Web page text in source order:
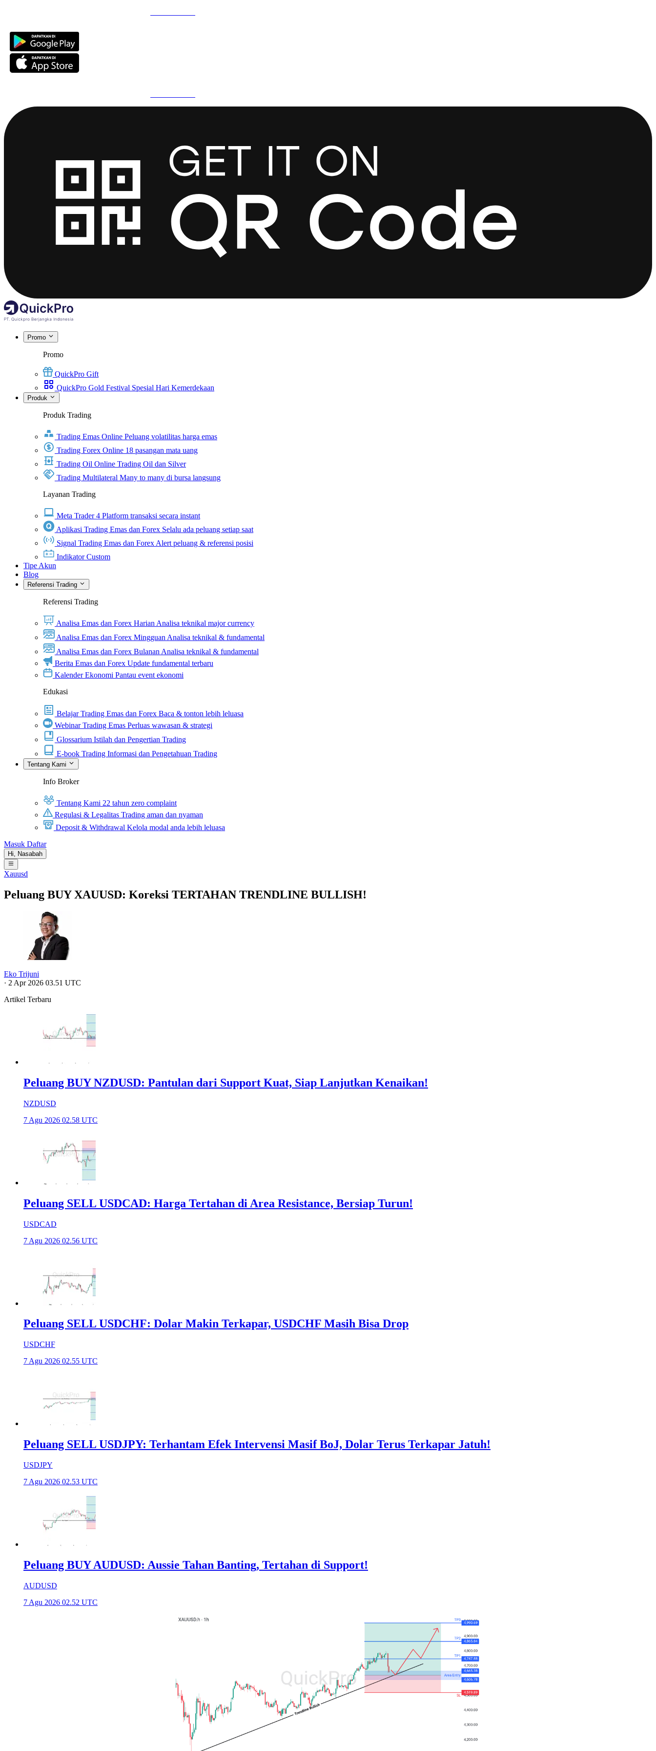
Promo
Promo
QuickPro Gift
QuickPro Gold Festival Spesial Hari Kemerdekaan
Produk
Produk Trading
Trading Emas Online Peluang volatilitas harga emas
Trading Forex Online 18 pasangan mata uang
Trading Oil Online Trading Oil dan Silver
Trading Multilateral Many to many di bursa langsung
Layanan Trading
Meta Trader 4 Platform transaksi secara instant
Aplikasi Trading Emas dan Forex Selalu ada peluang setiap saat
Signal Trading Emas dan Forex Alert peluang & referensi posisi
Indikator Custom
Tipe Akun
Blog
Referensi Trading
Referensi Trading
Analisa Emas dan Forex HarianAnalisa teknikal major currency
Analisa Emas dan Forex MingguanAnalisa teknikal & fundamental
Analisa Emas dan Forex BulananAnalisa teknikal & fundamental
Berita Emas dan Forex Update fundamental terbaru
Kalender Ekonomi Pantau event ekonomi
Edukasi
Belajar Trading Emas dan Forex Baca & tonton lebih leluasa
Webinar Trading Emas Perluas wawasan & strategi
Glossarium Istilah dan Pengertian Trading
E-book Trading Informasi dan Pengetahuan Trading
Tentang Kami
Info Broker
Tentang Kami 22 tahun zero complaint
Regulasi & Legalitas Trading aman dan nyaman
Deposit & Withdrawal Kelola modal anda lebih leluasa
Masuk Daftar
Hi, Nasabah
Xauusd
Peluang BUY XAUUSD: Koreksi TERTAHAN TRENDLINE BULLISH!
Eko Trijuni
· 2 Apr 2026 03.51 UTC
Artikel Terbaru
Peluang BUY NZDUSD: Pantulan dari Support Kuat, Siap Lanjutkan Kenaikan!
NZDUSD
7 Agu 2026 02.58 UTC
Peluang SELL USDCAD: Harga Tertahan di Area Resistance, Bersiap Turun!
USDCAD
7 Agu 2026 02.56 UTC
Peluang SELL USDCHF: Dolar Makin Terkapar, USDCHF Masih Bisa Drop
USDCHF
7 Agu 2026 02.55 UTC
Peluang SELL USDJPY: Terhantam Efek Intervensi Masif BoJ, Dolar Terus Terkapar Jatuh!
USDJPY
7 Agu 2026 02.53 UTC
Peluang BUY AUDUSD: Aussie Tahan Banting, Tertahan di Support!
AUDUSD
7 Agu 2026 02.52 UTC